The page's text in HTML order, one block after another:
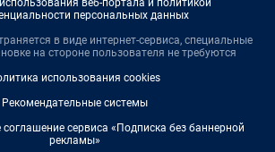
веб-портала и политикой
персональных данных
в виде интернет-сервиса, специальные
на стороне пользователя не требуются
использования cookies
Рекомендательные системы
соглашение сервиса «Подписка без баннерной
рекламы»